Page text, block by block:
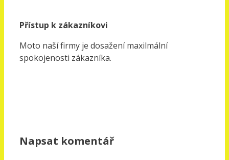
Přístup k zákazníkovi
Moto naší firmy je dosažení maxilmální
spokojenosti zákazníka.
Napsat komentář